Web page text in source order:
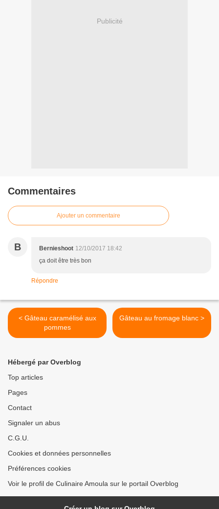
Publicité
Commentaires
Ajouter un commentaire
B Bernieshoot 12/10/2017 18:42
ça doit être très bon
Répondre
< Gâteau caramélisé aux
pommes
Gâteau au fromage blanc >
Hébergé par Overblog
Top articles
Pages
Contact
Signaler un abus
C.G.U.
Cookies et données personnelles
Préférences cookies
Voir le profil de Culinaire Amoula sur le portail Overblog